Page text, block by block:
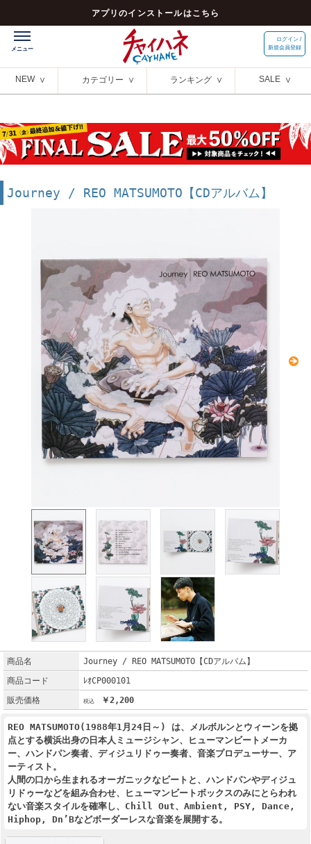
アプリのインストールはこちら
ログイン /
新規会員登録
NEW カテゴリー ランキング SALE
Journey / REO MATSUMOTO【CDアルバム】
商品名
Journey / REO MATSUMOTO【CDアルバム】
商品コード
ﾚｵCP000101
販売価格
￥2,200
REO MATSUMOTO(1988年1月24日～) は、メルボルンとウィーンを拠
点とする横浜出身の日本人ミュージシャン、ヒューマンビートメーカ
ー、ハンドパン奏者、ディジュリドゥー奏者、音楽プロデューサー、ア
ーティスト。
人間の口から生まれるオーガニックなビートと、ハンドパンやディジュ
リドゥーなどを組み合わせ、ヒューマンビートボックスのみにとらわれ
ない音楽スタイルを確率し、Chill Out、Ambient, PSY, Dance,
Hiphop, Dn’Bなどボーダーレスな音楽を展開する。